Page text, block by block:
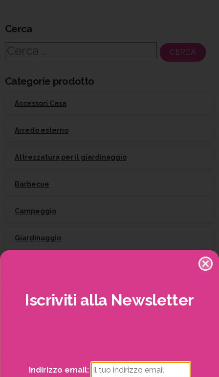
Cerca
Ricerca
Categorie prodotto
Accessori Casa
Arredo esterno
Attrezzatura per il giardinaggio
Barbecue
Campeggio
Giardinaggio
Piscine e idro
Iscriviti alla Newsletter
Indirizzo email: